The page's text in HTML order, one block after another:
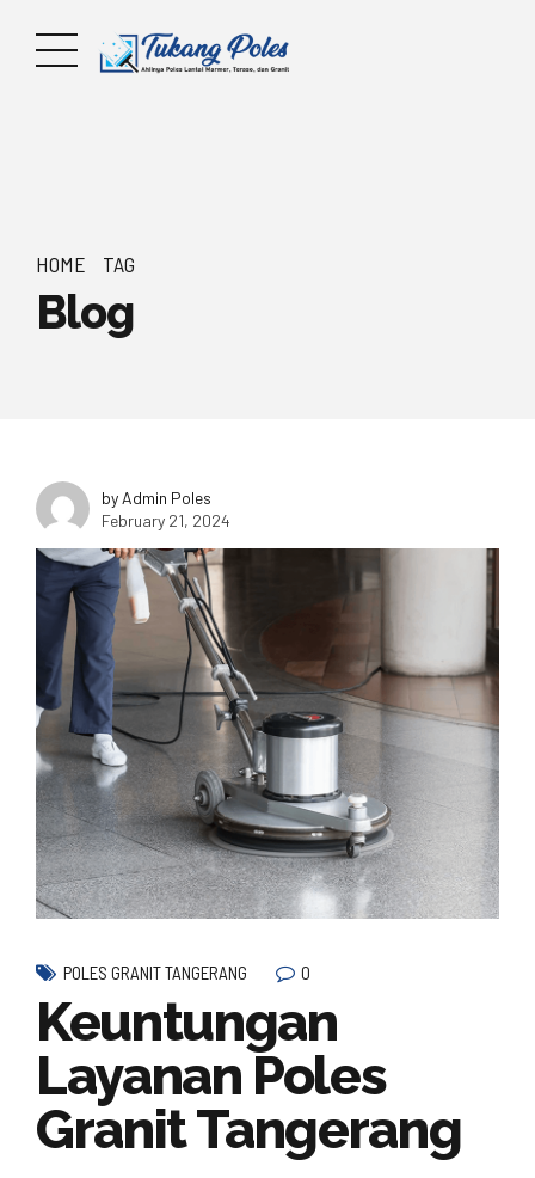
HOME TAG
Blog
by Admin Poles
February 21, 2024
POLES GRANIT TANGERANG 0
Keuntungan
Layanan Poles
Granit Tangerang